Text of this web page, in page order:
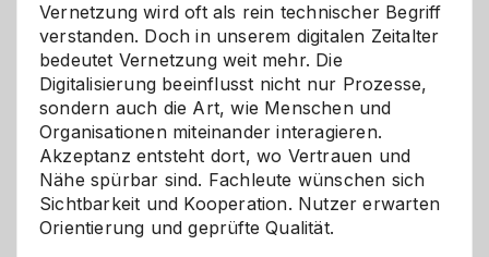
Vernetzung wird oft als rein technischer Begriff
verstanden. Doch in unserem digitalen Zeitalter
bedeutet Vernetzung weit mehr. Die
Digitalisierung beeinflusst nicht nur Prozesse,
sondern auch die Art, wie Menschen und
Organisationen miteinander interagieren.
Akzeptanz entsteht dort, wo Vertrauen und
Nähe spürbar sind. Fachleute wünschen sich
Sichtbarkeit und Kooperation. Nutzer erwarten
Orientierung und geprüfte Qualität.